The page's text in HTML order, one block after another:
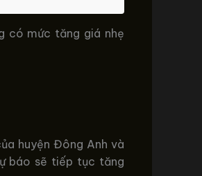
có mức tăng giá nhẹ
huyện Đông Anh và
báo sẽ tiếp tục tăng